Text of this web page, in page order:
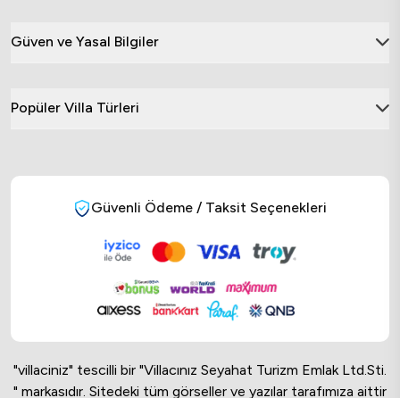
Güven ve Yasal Bilgiler
Popüler Villa Türleri
Güvenli Ödeme / Taksit Seçenekleri
"villaciniz" tescilli bir "Villacınız Seyahat Turizm Emlak Ltd.Sti.
" markasıdır. Sitedeki tüm görseller ve yazılar tarafımıza aittir